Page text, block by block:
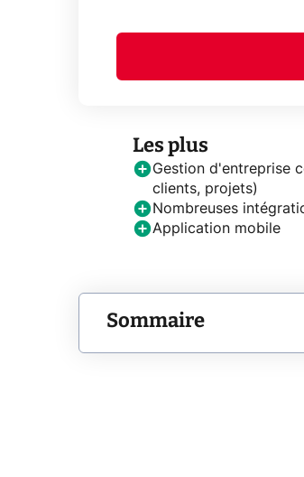
Les plus
Gestion d'entreprise
clients, projets)
Nombreuses
Application mobile
Sommaire